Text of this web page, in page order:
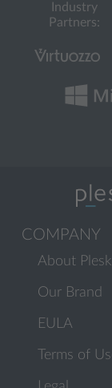
Industry
Partners:
COMPANY
About Plesk
Our Brand
EULA
Terms of